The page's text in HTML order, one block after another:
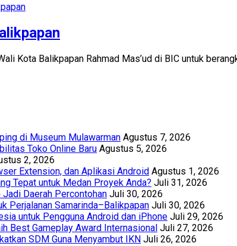
Kota Balikpapan Rahmad Mas’ud di BIC untuk
di Museum Mulawarman Agustus 7, 2026
Toko Online Baru Agustus 5, 2026
2, 2026
Extension, dan Aplikasi Android Agustus 1, 2026
Tepat untuk Medan Proyek Anda? Juli 31, 2026
Daerah Percontohan Juli 30, 2026
Perjalanan Samarinda–Balikpapan Juli 30, 2026
untuk Pengguna Android dan iPhone Juli 29, 2026
Best Gameplay Award Internasional Juli 27, 2026
SDM Guna Menyambut IKN Juli 26, 2026